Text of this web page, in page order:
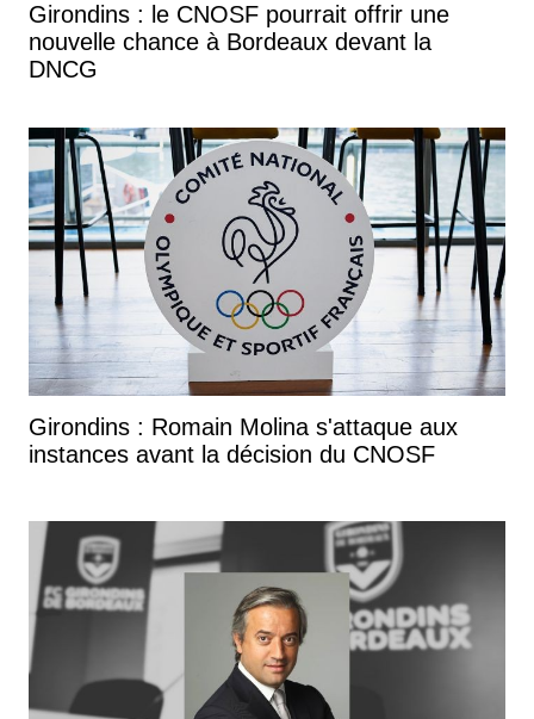
Girondins : le CNOSF pourrait offrir une
nouvelle chance à Bordeaux devant la
DNCG
Girondins : Romain Molina s'attaque aux
instances avant la décision du CNOSF